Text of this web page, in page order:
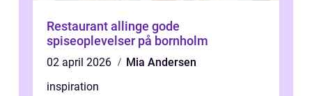
Restaurant allinge gode
spiseoplevelser på bornholm
02 april 2026
Mia Andersen
inspiration